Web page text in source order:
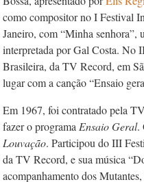
como compositor no I Festival
Janeiro, com “Minha senhora”,
interpretada por Gal Costa. No
Brasileira, da TV Record, em
lugar com a canção “Ensaio
Em 1967, foi contratado pela
fazer o programa Ensaio Geral.
Louvação. Participou do III
da TV Record, e sua música
acompanhamento dos